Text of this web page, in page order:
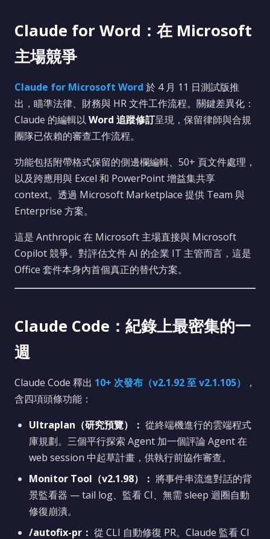
Claude for Word：在 Microsoft
主場競爭
Claude for Microsoft Word 於 4 月 11 日測試版推
出，瞄準法律、財務與 HR 文件工作流程。關鍵差異化：
Claude 的編輯以 Word 追蹤修訂呈現，保留律師與合規
團隊已依賴的審查工作流程。
功能包括附帶格式保留的側邊欄編輯、50+ 頁文件處理，
以及跨應用與 Excel 和 PowerPoint 增益集共享
context。透過 Microsoft Marketplace 提供 Team 與
Enterprise 方案。
這是 Anthropic 在 Microsoft 主場直接與 Microsoft
Copilot 競爭。對評估文件 AI 的企業 IT 主管而言，這是
Office 套件本身內首個真正的替代方案。
Claude Code：紀錄上最密集的一
週
Claude Code 釋出 10+ 次發布（v2.1.92 至 v2.1.105）
，
含四項頭條功能：
Ultraplan（研究預覽）： 從終端機進行的雲端程式
庫規劃。三個平行探索 Agent 加一個評論 Agent 在
web session 中起草計畫，供執行前協作審查。
Monitor Tool（v2.1.98）： 將事件串流進對話的背
景監看器 — tail log、監看 CI、無需 sleep 迴圈自動
修復崩潰。
/autofix-pr： 從 CLI 自動修復 PR。Claude 監看 CI